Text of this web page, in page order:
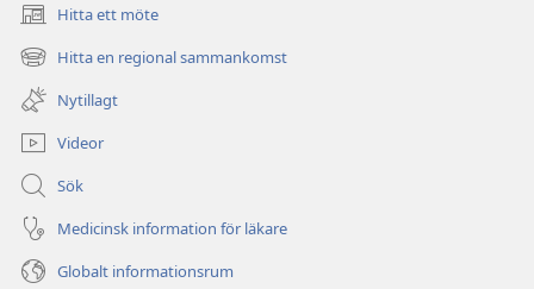
Hitta ett möte
(öppnar
nytt
fönster)
Hitta en regional sammankomst
(öppnar
nytt
fönster)
Nytillagt
Videor
Sök
Medicinsk information för läkare
Globalt informationsrum